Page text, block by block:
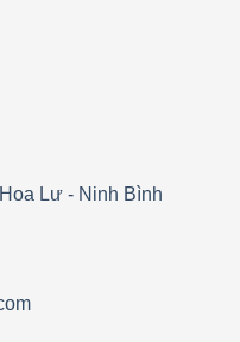
Lư - Ninh Bình